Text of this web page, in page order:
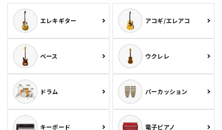
エレキギター アコギ/エレアコ
ベース ウクレレ
ドラム パーカッション
キーボード 電子ピアノ